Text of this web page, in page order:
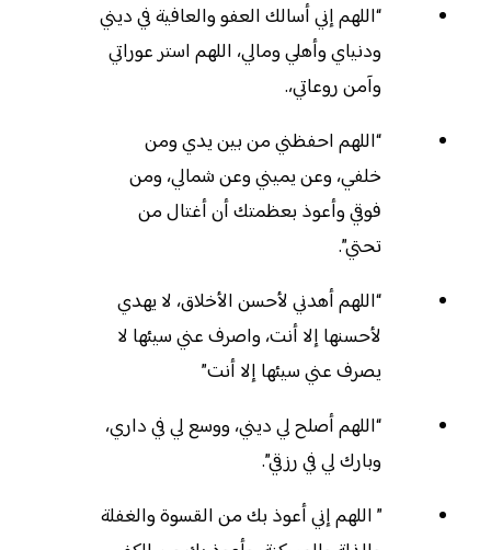
“اللهم إني أسالك العفو والعافية في ديني
ودنياي وأهلي ومالي، اللهم استر عوراتي
وآمن روعاتي،.
“اللهم احفظني من بين يدي ومن
خلفي، وعن يميني وعن شمالي، ومن
فوقي وأعوذ بعظمتك أن أغتال من
تحتي”.
“اللهم أهدني لأحسن الأخلاق، لا يهدي
لأحسنها إلا أنت، واصرف عني سيئها لا
يصرف عني سيئها إلا أنت”
“اللهم أصلح لي ديني، ووسع لي في داري،
وبارك لي في رزقي”.
” اللهم إني أعوذ بك من القسوة والغفلة